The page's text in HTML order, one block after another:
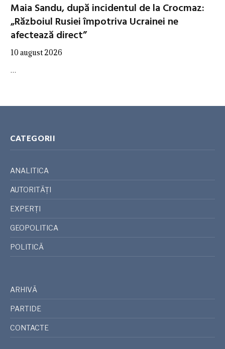
Maia Sandu, după incidentul de la Crocmaz:
„Războiul Rusiei împotriva Ucrainei ne
afectează direct”
10 august 2026
…
CATEGORII
ANALITICA
AUTORITĂȚI
EXPERȚI
GEOPOLITICA
POLITICĂ
ARHIVĂ
PARTIDE
CONTACTE